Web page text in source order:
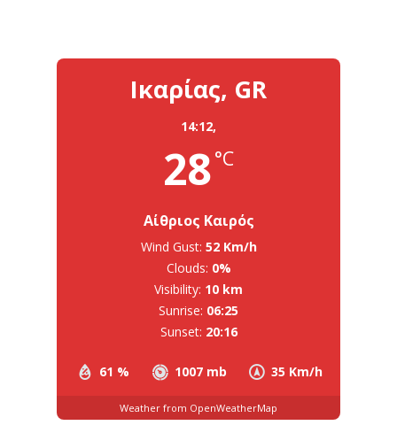
Ικαρίας, GR
14:12,
28°C
Αίθριος Καιρός
61 % 1007 mb 35 Km/h
Wind Gust: 52 Km/h
Clouds: 0%
Visibility: 10 km
Sunrise: 06:25
Sunset: 20:16
Weather from OpenWeatherMap